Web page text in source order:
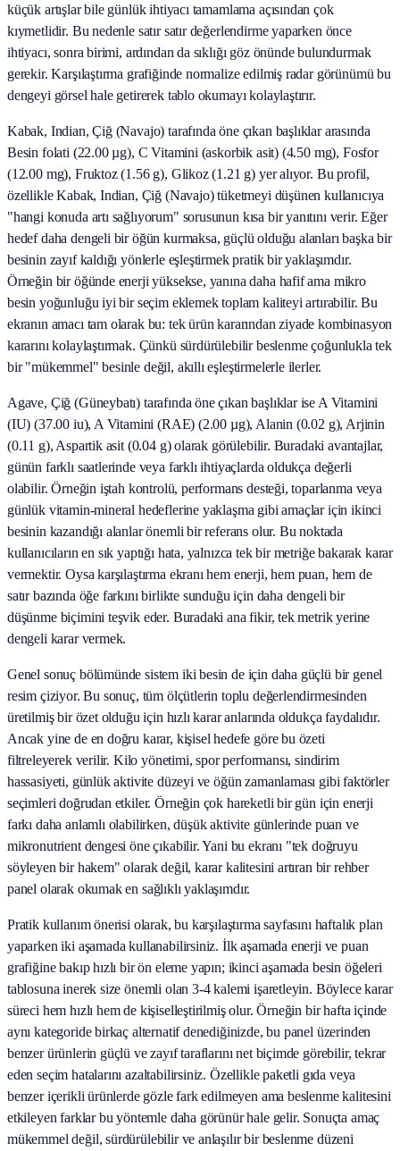
küçük artışlar bile günlük ihtiyacı tamamlama açısından çok
kıymetlidir. Bu nedenle satır satır değerlendirme yaparken önce
ihtiyacı, sonra birimi, ardından da sıklığı göz önünde bulundurmak
gerekir. Karşılaştırma grafiğinde normalize edilmiş radar görünümü bu
dengeyi görsel hale getirerek tablo okumayı kolaylaştırır.
Kabak, Indian, Çiğ (Navajo) tarafında öne çıkan başlıklar arasında
Besin folati (22.00 µg), C Vitamini (askorbik asit) (4.50 mg), Fosfor
(12.00 mg), Fruktoz (1.56 g), Glikoz (1.21 g) yer alıyor. Bu profil,
özellikle Kabak, Indian, Çiğ (Navajo) tüketmeyi düşünen kullanıcıya
"hangi konuda artı sağlıyorum" sorusunun kısa bir yanıtını verir. Eğer
hedef daha dengeli bir öğün kurmaksa, güçlü olduğu alanları başka bir
besinin zayıf kaldığı yönlerle eşleştirmek pratik bir yaklaşımdır.
Örneğin bir öğünde enerji yüksekse, yanına daha hafif ama mikro
besin yoğunluğu iyi bir seçim eklemek toplam kaliteyi artırabilir. Bu
ekranın amacı tam olarak bu: tek ürün kararından ziyade kombinasyon
kararını kolaylaştırmak. Çünkü sürdürülebilir beslenme çoğunlukla tek
bir "mükemmel" besinle değil, akıllı eşleştirmelerle ilerler.
Agave, Çiğ (Güneybatı) tarafında öne çıkan başlıklar ise A Vitamini
(IU) (37.00 iu), A Vitamini (RAE) (2.00 µg), Alanin (0.02 g), Arjinin
(0.11 g), Aspartik asit (0.04 g) olarak görülebilir. Buradaki avantajlar,
günün farklı saatlerinde veya farklı ihtiyaçlarda oldukça değerli
olabilir. Örneğin iştah kontrolü, performans desteği, toparlanma veya
günlük vitamin-mineral hedeflerine yaklaşma gibi amaçlar için ikinci
besinin kazandığı alanlar önemli bir referans olur. Bu noktada
kullanıcıların en sık yaptığı hata, yalnızca tek bir metriğe bakarak karar
vermektir. Oysa karşılaştırma ekranı hem enerji, hem puan, hem de
satır bazında öğe farkını birlikte sunduğu için daha dengeli bir
düşünme biçimini teşvik eder. Buradaki ana fikir, tek metrik yerine
dengeli karar vermek.
Genel sonuç bölümünde sistem iki besin de için daha güçlü bir genel
resim çiziyor. Bu sonuç, tüm ölçütlerin toplu değerlendirmesinden
üretilmiş bir özet olduğu için hızlı karar anlarında oldukça faydalıdır.
Ancak yine de en doğru karar, kişisel hedefe göre bu özeti
filtreleyerek verilir. Kilo yönetimi, spor performansı, sindirim
hassasiyeti, günlük aktivite düzeyi ve öğün zamanlaması gibi faktörler
seçimleri doğrudan etkiler. Örneğin çok hareketli bir gün için enerji
farkı daha anlamlı olabilirken, düşük aktivite günlerinde puan ve
mikronutrient dengesi öne çıkabilir. Yani bu ekranı "tek doğruyu
söyleyen bir hakem" olarak değil, karar kalitesini artıran bir rehber
panel olarak okumak en sağlıklı yaklaşımdır.
Pratik kullanım önerisi olarak, bu karşılaştırma sayfasını haftalık plan
yaparken iki aşamada kullanabilirsiniz. İlk aşamada enerji ve puan
grafiğine bakıp hızlı bir ön eleme yapın; ikinci aşamada besin öğeleri
tablosuna inerek size önemli olan 3-4 kalemi işaretleyin. Böylece karar
süreci hem hızlı hem de kişiselleştirilmiş olur. Örneğin bir hafta içinde
aynı kategoride birkaç alternatif denediğinizde, bu panel üzerinden
benzer ürünlerin güçlü ve zayıf taraflarını net biçimde görebilir, tekrar
eden seçim hatalarını azaltabilirsiniz. Özellikle paketli gıda veya
benzer içerikli ürünlerde gözle fark edilmeyen ama beslenme kalitesini
etkileyen farklar bu yöntemle daha görünür hale gelir. Sonuçta amaç
mükemmel değil, sürdürülebilir ve anlaşılır bir beslenme düzeni